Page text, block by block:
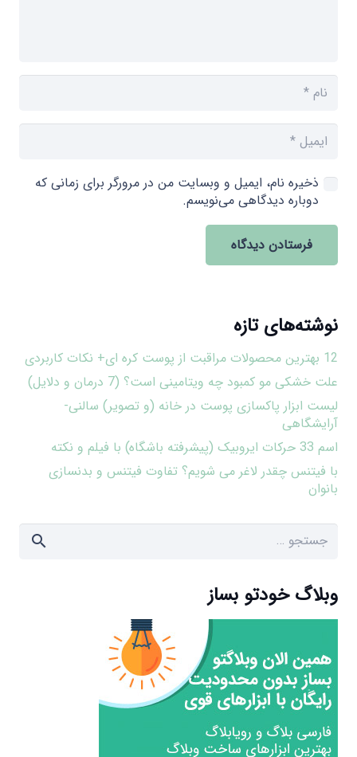
ذخیره نام، ایمیل و وبسایت من در مرورگر برای زمانی که
دوباره دیدگاهی می‌نویسم.
فرستادن دیدگاه
نوشته‌های تازه
12 بهترین محصولات مراقبت از پوست کره ای+ نکات کاربردی
علت خشکی مو کمبود چه ویتامینی است؟ (7 درمان و دلایل)
لیست ابزار پاکسازی پوست در خانه (و تصویر) سالنی-
آرایشگاهی
اسم 33 حرکات ایروبیک (پیشرفته باشگاه) با فیلم و نکته
با فیتنس چقدر لاغر می شویم؟ تفاوت فیتنس و بدنسازی
بانوان
جستجو
وبلاگ خودتو بساز